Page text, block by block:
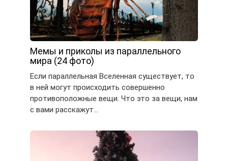
Мемы и приколы из параллельного
мира (24 фото)
Если параллельная Вселенная существует, то
в ней могут происходить совершенно
противоположные вещи. Что это за вещи, нам
с вами расскажут…